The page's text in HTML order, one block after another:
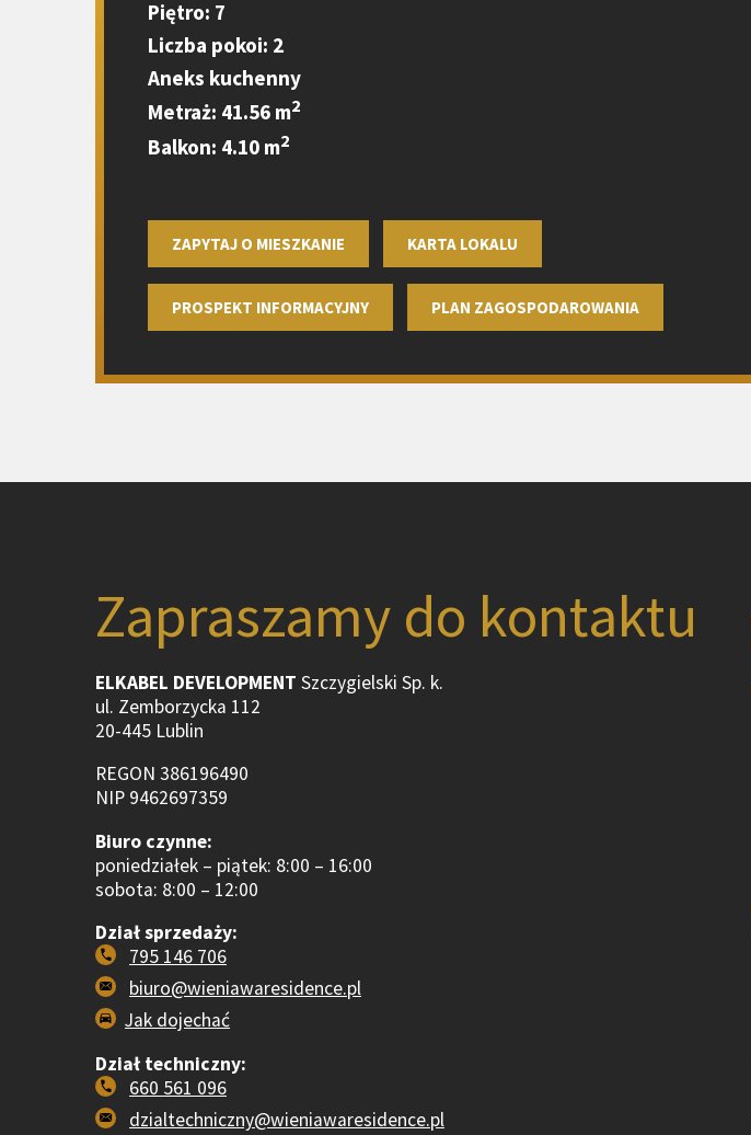
Piętro: 7
Liczba pokoi: 2
Aneks kuchenny
Metraż: 41.56 m2
Balkon: 4.10 m2
ZAPYTAJ O MIESZKANIE KARTA LOKALU
PROSPEKT INFORMACYJNY PLAN ZAGOSPODAROWANIA
Zapraszamy do kontaktu
ELKABEL DEVELOPMENT Szczygielski Sp. k.
ul. Zemborzycka 112
20-445 Lublin
REGON 386196490
NIP 9462697359
Biuro czynne:
poniedziałek – piątek: 8:00 – 16:00
sobota: 8:00 – 12:00
Dział sprzedaży:
795 146 706
biuro@wieniawaresidence.pl
Jak dojechać
Dział techniczny:
660 561 096
dzialtechniczny@wieniawaresidence.pl